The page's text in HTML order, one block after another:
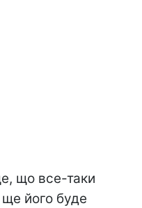
що все-таки
його буде